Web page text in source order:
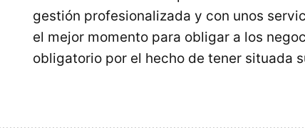
gestión profesionalizada y con unos
el mejor momento para obligar a los
obligatorio por el hecho de tener situada